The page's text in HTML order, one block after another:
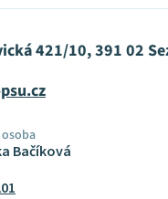
421/10, 391 02
Bačíková